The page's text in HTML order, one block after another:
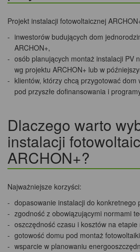
Projekt instalacji fotowoltaicznej
inwestorów budujących dom
ARCHON+,
osób planujących montaż instalacji PV
wg projektu ARCHON+ lub w
klientów, którzy chcą przygotować dom
pod przyszłe dofinansowania i
Dlaczego warto
instalacji
ARCHON+?
Najważniejsze korzyści:
dopasowanie instalacji do konkretnego
zgodność z obowiązującymi normami
oszczędność czasu i kosztów na etapie
gotowość domu pod montaż
wsparcie w planowaniu